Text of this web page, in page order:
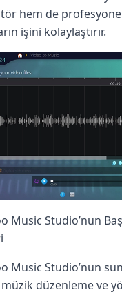
hem de
işini kolaylaştırır.
Music Studio’nun
Music Studio’nun
düzenleme ve